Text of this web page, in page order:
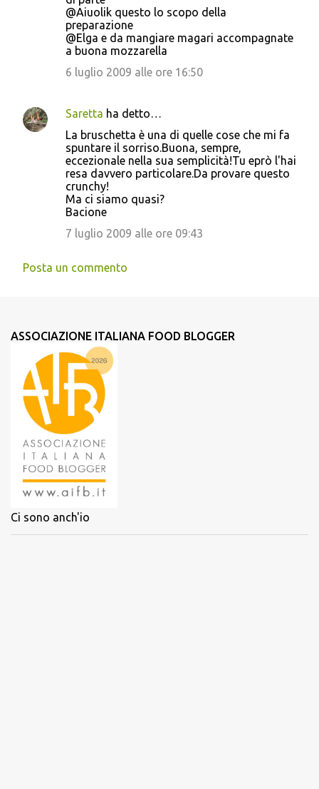
@Aiuolik questo lo scopo della
preparazione
@Elga e da mangiare magari accompagnate
a buona mozzarella
6 luglio 2009 alle ore 16:50
Saretta ha detto…
La bruschetta è una di quelle cose che mi fa
spuntare il sorriso.Buona, sempre,
eccezionale nella sua semplicità!Tu eprò l'hai
resa davvero particolare.Da provare questo
crunchy!
Ma ci siamo quasi?
Bacione
7 luglio 2009 alle ore 09:43
Posta un commento
ASSOCIAZIONE ITALIANA FOOD BLOGGER
Ci sono anch'io